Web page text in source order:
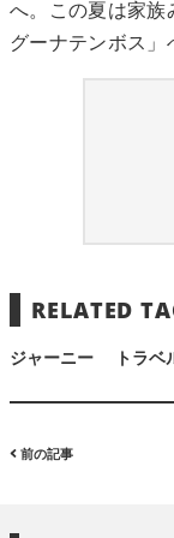
へ。この夏は家族
グーナテンボス」
RELATED
ジャーニー トラベ
前の記事